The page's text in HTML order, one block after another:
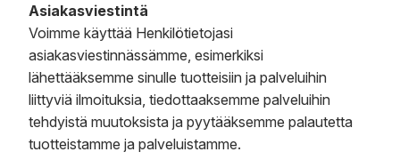
Asiakasviestintä
Voimme käyttää Henkilötietojasi
asiakasviestinnässämme, esimerkiksi
lähettääksemme sinulle tuotteisiin ja palveluihin
liittyviä ilmoituksia, tiedottaaksemme palveluihin
tehdyistä muutoksista ja pyytääksemme palautetta
tuotteistamme ja palveluistamme.